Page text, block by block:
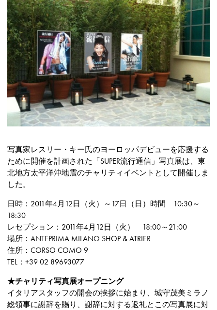
写真家レスリー・キー氏のヨーロッパデビューを応援する
ために開催を計画された「SUPER流行通信」写真展は、東
北地方太平洋沖地震のチャリティイベントとして開催しま
した。
日時：2011年4月12日（火）～17日（日）時間 10:30～
18:30
レセプション：2011年4月12日（火） 18:00～21:00
場所：ANTEPRIMA MILANO SHOP & ATRIER
住所：CORSO COMO 9
TEL：+39 02 89693077
★チャリティ写真展オープニング
イタリアスタッフの開会の挨拶に始まり、城守茂美ミラノ
総領事に謝辞を賜り、謝辞に対する返礼とこの写真展に対